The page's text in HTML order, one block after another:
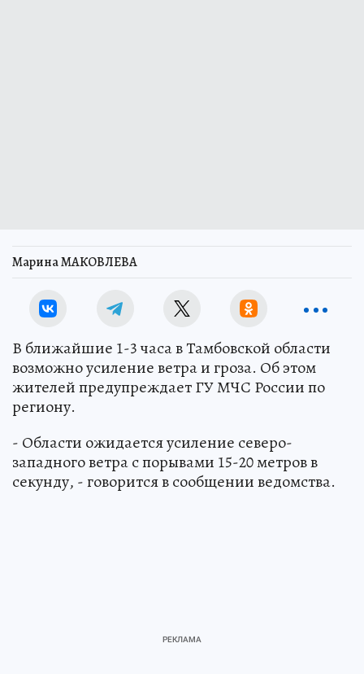
Марина МАКОВЛЕВА
В ближайшие 1-3 часа в Тамбовской области
возможно усиление ветра и гроза. Об этом
жителей предупреждает ГУ МЧС России по
региону.
- Области ожидается усиление северо-
западного ветра с порывами 15-20 метров в
секунду, - говорится в сообщении ведомства.